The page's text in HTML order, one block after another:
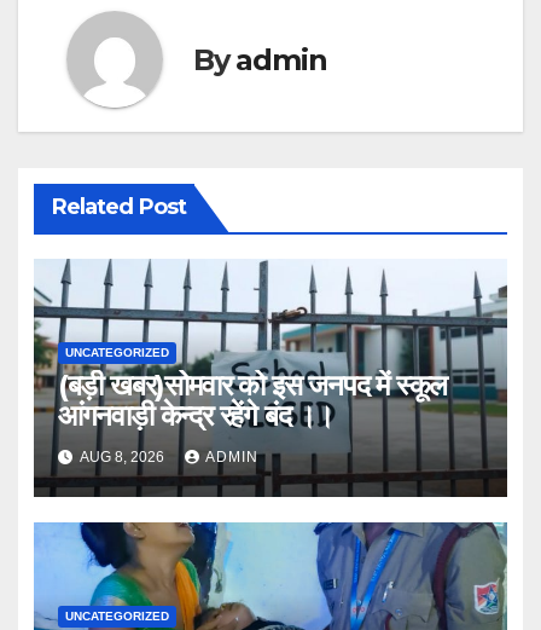
Byadmin
Related Post
UNCATEGORIZED
(बड़ी खबर)सोमवार को इस जनपद में स्कूल
आंगनवाड़ी केन्द्र रहेंगे बंद ।।
AUG 8, 2026 ADMIN
UNCATEGORIZED